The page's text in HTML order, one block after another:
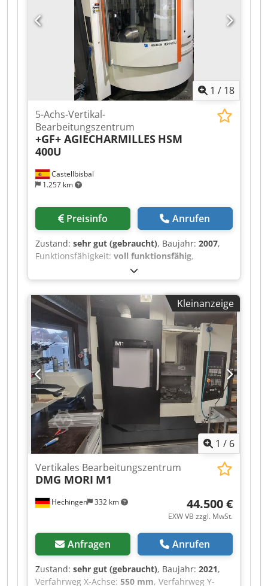
1 / 18
Castellbisbal
1.257 km
5-Achs-Vertikal-
Bearbeitungszentrum
+GF+ AGIECHARMILLES HSM
400U
Preisinfo Anrufen
Zustand: sehr gut (gebraucht), Baujahr: 2007,
Funktionsfähigkeit: voll funktionsfähig,
Spindeldrehzahl (max.):42.000 U/min
der Steckplätze im Werkzeugmagazin:68,
Ausstattung:Dokumentation/Handbuch,
Kühlaggregat , Vertikales Bearbeitungszentrum
MIKRON HSM 400 U, ausgestattet mit
HEIDENHAIN TNC 530, Baujahr 2007
Portalstruktur. Tisch, ausgestattet mit EROWA
ITS 148 Spannvorrichtung. Chsdpfx Adozru Ids
Roa Verfahrwege: X 400, Y 240, Z 350, B + - 110°,
C 360°. Geschwindigkeit X, Y, Z: 40 m/min.
Tischbelastung bis 25 kg. Elektrospindel mit
42.000 U/min, 12/13 kW, HSK E40. Lineale für X,
Y, Z. Späneabsaugung. Kühlmittelaggregat für
die Spindel. Werkzeugwechsler mit 68
Positionen. Maschinengewicht: 7.000 kg.
Kleinanzeige
1 / 6
Hechingen 332 km
Vertikales Bearbeitungszentrum
DMG MORI M1
44.500 €
EXW VB zzgl. MwSt.
Anfragen Anrufen
Zustand: sehr gut (gebraucht), Baujahr: 2021,
Verfahrweg X-Achse: 550 mm, Verfahrweg Y-